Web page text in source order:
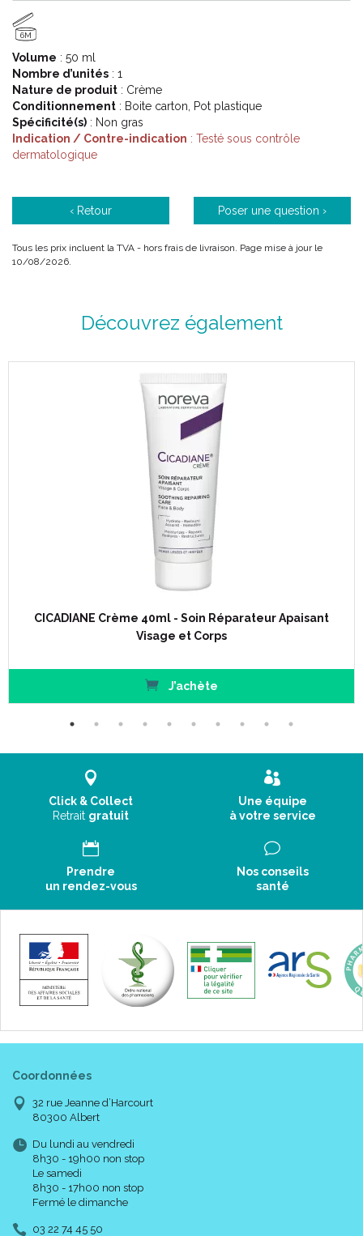
Code ACL : 4831258
Code EAN : 3571940001244
6M
Volume : 50 ml
Nombre d’unités : 1
Nature de produit : Crème
Conditionnement : Boite carton, Pot plastique
Spécificité(s) : Non gras
Indication / Contre-indication : Testé sous contrôle
dermatologique
‹ Retour Poser une question ›
Tous les prix incluent la TVA - hors frais de livraison. Page mise à jour le
10/08/2026.
Découvrez également
CICADIANE Crème 40ml - Soin Réparateur Apaisant
Visage et Corps
J’achète
Click & Collect
Retrait gratuit
Une équipe
à votre service
Prendre
un rendez-vous
Nos conseils
santé
Coordonnées
32 rue Jeanne d’Harcourt
80300 Albert
Du lundi au vendredi
8h30 - 19h00 non stop
Le samedi
8h30 - 17h00 non stop
Fermé le dimanche
03 22 74 45 50